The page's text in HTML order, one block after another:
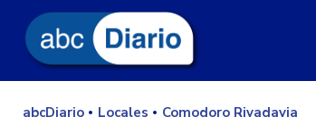
abcDiario Locales Comodoro Rivadavia